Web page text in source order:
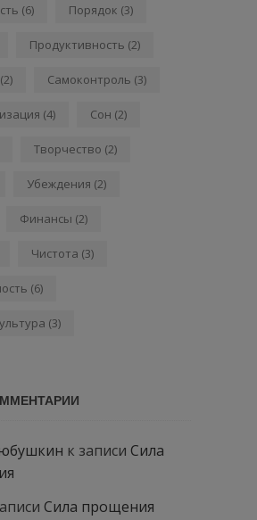
(6) Порядок (3)
Продуктивность (2)
(2) Самоконтроль (3)
(4) Сон (2)
Творчество (2)
Убеждения (2)
Финансы (2)
Чистота (3)
(6)
(3)
к записи Сила
Сила прощения